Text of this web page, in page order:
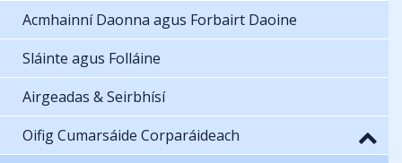
Acmhainní Daonna agus Forbairt Daoine
Sláinte agus Folláine
Airgeadas & Seirbhísí
Oifig Cumarsáide Corparáideach